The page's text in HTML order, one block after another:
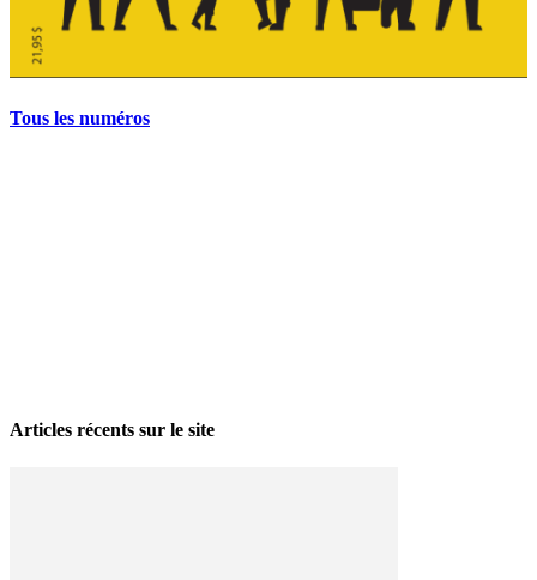
Tous les numéros
Articles récents sur le site